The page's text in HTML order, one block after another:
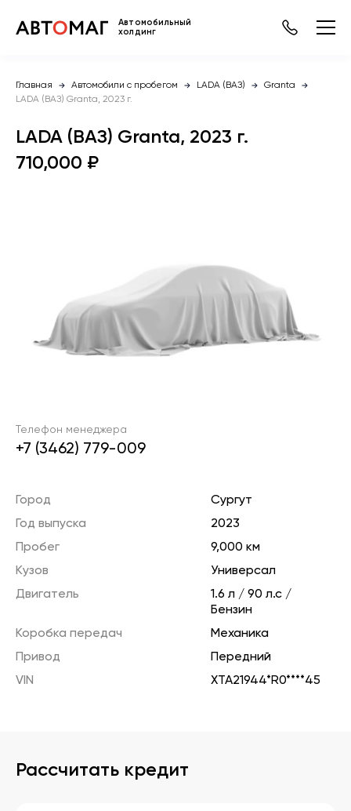
Автомобильный
холдинг
Главная Автомобили с пробегом LADA (ВАЗ)
Granta
LADA (ВАЗ) Granta, 2023 г.
LADA (ВАЗ) Granta, 2023 г.
710,000 ₽
Телефон менеджера
+7 (3462) 779-009
Город
Сургут
Год выпуска
2023
Пробег
9,000 км
Кузов
Универсал
Двигатель
1.6 л / 90 л.с /
Бензин
Коробка передач
Механика
Привод
Передний
VIN
XTA21944*R0****45
Рассчитать кредит